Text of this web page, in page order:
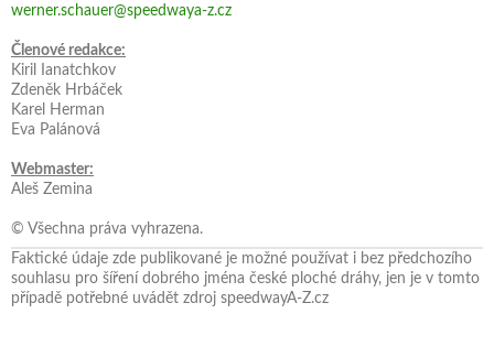
werner.schauer@speedwaya-z.cz
Členové redakce:
Kiril Ianatchkov
Zdeněk Hrbáček
Karel Herman
Eva Palánová
Webmaster:
Aleš Zemina
© Všechna práva vyhrazena.
Faktické údaje zde publikované je možné používat i bez předchozího
souhlasu pro šíření dobrého jména české ploché dráhy, jen je v tomto
případě potřebné uvádět zdroj speedwayA-Z.cz